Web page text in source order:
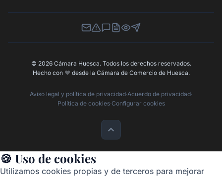
Newsletter
Canal de Denuncias
Buzón de Sugerencias
Perfil Contratante
Ley de Transparencia
Contacta con nosotros
© 2026 Cámara Huesca. Todos los derechos reservados.
Hecho con ❤️ desde la Cámara de Comercio de Huesca.
Aviso legal y política de privacidad·Acuerdo de privacidad·
Política de cookies·Configurar cookies
🍪 Uso de cookies
Utilizamos cookies propias y de terceros para mejorar